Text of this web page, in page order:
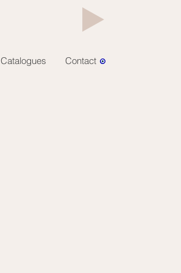
Catalogues Contact